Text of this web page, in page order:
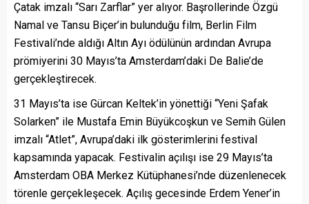
Çatak imzalı “Sarı Zarflar” yer alıyor. Başrollerinde Özgü
Namal ve Tansu Biçer’in bulunduğu film, Berlin Film
Festivali’nde aldığı Altın Ayı ödülünün ardından Avrupa
prömiyerini 30 Mayıs’ta Amsterdam’daki De Balie’de
gerçekleştirecek.
31 Mayıs’ta ise Gürcan Keltek’in yönettiği “Yeni Şafak
Solarken” ile Mustafa Emin Büyükcoşkun ve Semih Gülen
imzalı “Atlet”, Avrupa’daki ilk gösterimlerini festival
kapsamında yapacak. Festivalin açılışı ise 29 Mayıs’ta
Amsterdam OBA Merkez Kütüphanesi’nde düzenlenecek
törenle gerçekleşecek. Açılış gecesinde Erdem Yener’in